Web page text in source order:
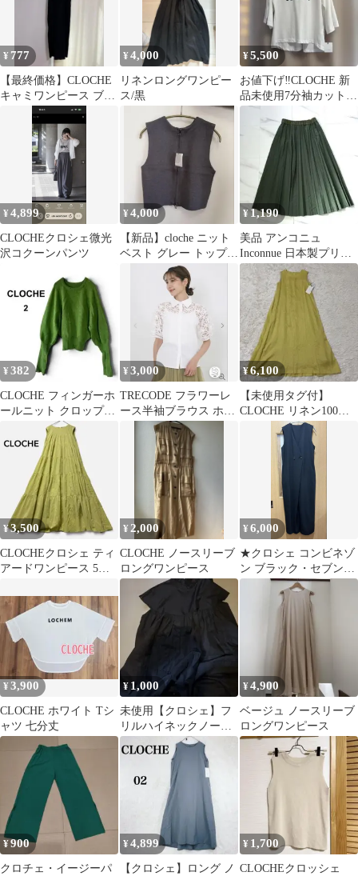
¥ 777
【最終価格】CLOCHE
キャミワンピース ブラ
¥4,000
リネンロングワンピー
ス/黒
¥5,500
お値下げ‼️CLOCHE 新
品未使用7分袖カットソ
ー
¥4,899
CLOCHEクロシェ微光
沢コクーンパンツ
¥4,000
【新品】cloche ニット
ベスト グレー トップス
¥ 1,190
美品 アンコニュ
Inconnue 日本製プリー
ツハリ感ロングスカー
ト カーキ
¥ 382
CLOCHE フィンガーホ
ールニット クロップド
丈 緑色 パフスリーブ
ガーリー
¥3,000
TRECODE フラワーレ
ース半袖ブラウス ホワ
¥6,100
【未使用タグ付】
CLOCHE リネン100%
ノースリーブ ロング
ワンピース
¥3,500
CLOCHEクロシェ ティ
アードワンピース 5段
グ
¥ 2,000
CLOCHE ノースリーブ
ロングワンピース
¥6,000
★クロシェ コンビネゾ
ン ブラック・セブンフ
ェアリー★
¥3,900
CLOCHE ホワイト Tシ
ャツ 七分丈
¥ 1,000
未使用【クロシェ】フ
リルハイネックノース
リーブブラウス ブラッ
ク
¥4,900
ベージュ ノースリーブ
ロングワンピース
¥900
クロチェ・イージーパ
¥4,899
【クロシェ】ロング ノ
¥ 1,700
CLOCHEクロッシェ